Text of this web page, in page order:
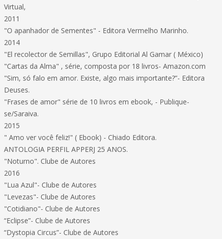
Virtual,
2011
"O apanhador de Sementes" - Editora Vermelho Marinho.
2014
"El recolector de Semillas", Grupo Editorial Al Gamar ( México)
"Cartas da Alma" , série, composta por 18 livros- Amazon.com
"Sim, só falo em amor. Existe, algo mais importante?”- Editora
Deuses.
"Frases de amor" série de 10 livros em ebook, - Publique-
se/Saraiva.
2015
" Amo ver você feliz!" ( Ebook) - Chiado Editora.
ANTOLOGIA PERFIL APPERJ 25 ANOS.
"Noturno". Clube de Autores
2016
"Lua Azul"- Clube de Autores
"Levezas"- Clube de Autores
"Cotidiano"- Clube de Autores
“Eclipse”- Clube de Autores
“Dystopia Circus”- Clube de Autores